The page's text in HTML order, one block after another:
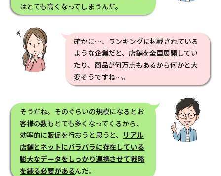
はとても高くなってしまうんだ。
確かに…、ランキングに掲載されている
ような企業だと、店舗を全国展開してい
たり、商品が何万点もあるから何かと大
変そうですね…。
そうだね。そのぐらいの規模になるとお
客様の数もとても多くなってくるから、
効率的に販促を行おうと思うと、
リアル
店舗とネットにバラバラに存在している
膨大なデータをしっかり連携させて戦略
を練る必要があるんだ。